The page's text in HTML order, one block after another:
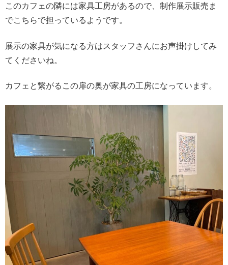
このカフェの隣には家具工房があるので、制作展示販売ま
でこちらで担っているようです。
展示の家具が気になる方はスタッフさんにお声掛けしてみ
てくださいね。
カフェと繋がるこの扉の奥が家具の工房になっています。